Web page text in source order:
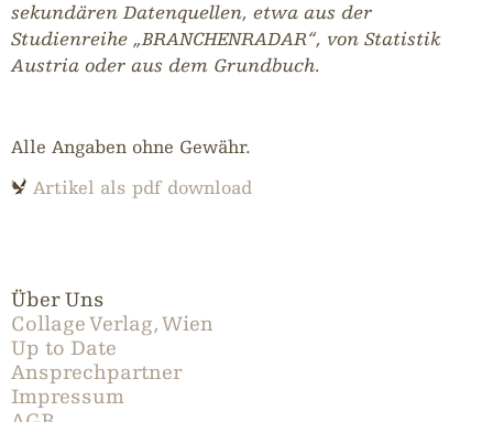
sekundären Datenquellen, etwa aus der
Studienreihe „BRANCHENRADAR“, von Statistik
Austria oder aus dem Grundbuch.
Alle Angaben ohne Gewähr.
Artikel als pdf download
Über Uns
Collage Verlag, Wien
Up to Date
Ansprechpartner
Impressum